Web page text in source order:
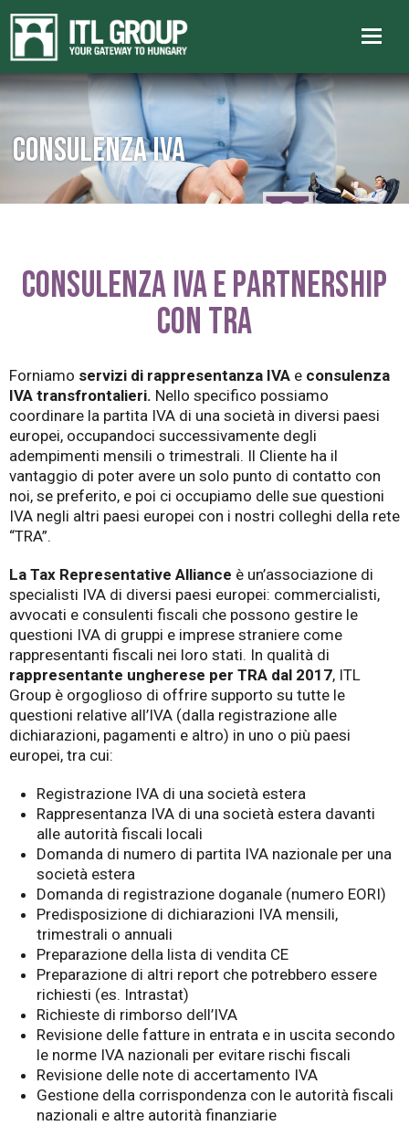
Consulenza IVA
CONSULENZA IVA E PARTNERSHIP
CON TRA
Forniamo servizi di rappresentanza IVA e consulenza
IVA transfrontalieri. Nello specifico possiamo
coordinare la partita IVA di una società in diversi paesi
europei, occupandoci successivamente degli
adempimenti mensili o trimestrali. Il Cliente ha il
vantaggio di poter avere un solo punto di contatto con
noi, se preferito, e poi ci occupiamo delle sue questioni
IVA negli altri paesi europei con i nostri colleghi della rete
“TRA”.
La Tax Representative Alliance è un’associazione di
specialisti IVA di diversi paesi europei: commercialisti,
avvocati e consulenti fiscali che possono gestire le
questioni IVA di gruppi e imprese straniere come
rappresentanti fiscali nei loro stati. In qualità di
rappresentante ungherese per TRA dal 2017, ITL
Group è orgoglioso di offrire supporto su tutte le
questioni relative all’IVA (dalla registrazione alle
dichiarazioni, pagamenti e altro) in uno o più paesi
europei, tra cui:
Registrazione IVA di una società estera
Rappresentanza IVA di una società estera davanti
alle autorità fiscali locali
Domanda di numero di partita IVA nazionale per una
società estera
Domanda di registrazione doganale (numero EORI)
Predisposizione di dichiarazioni IVA mensili,
trimestrali o annuali
Preparazione della lista di vendita CE
Preparazione di altri report che potrebbero essere
richiesti (es. Intrastat)
Richieste di rimborso dell’IVA
Revisione delle fatture in entrata e in uscita secondo
le norme IVA nazionali per evitare rischi fiscali
Revisione delle note di accertamento IVA
Gestione della corrispondenza con le autorità fiscali
nazionali e altre autorità finanziarie